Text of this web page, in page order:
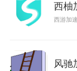
西柚
西游加
风驰